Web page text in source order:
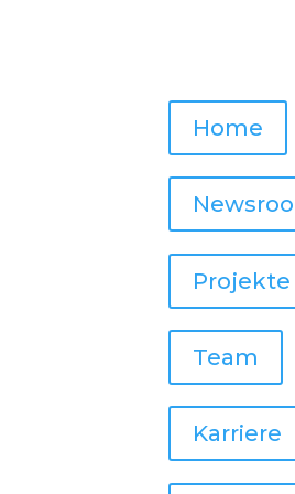
Home
Projekte
Team
Karriere